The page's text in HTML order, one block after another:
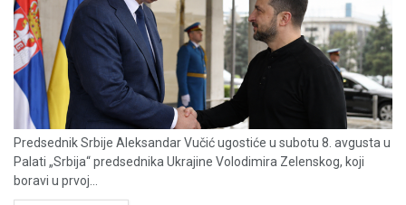
Predsednik Srbije Aleksandar Vučić ugostiće u subotu 8. avgusta u
Palati „Srbija“ predsednika Ukrajine Volodimira Zelenskog, koji
boravi u prvoj...